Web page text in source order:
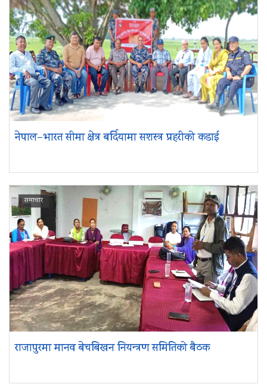
नेपाल–भारत सीमा क्षेत्र बर्दियामा सशस्त्र प्रहरीको कडाई
समाचार
राजापुरमा मानव बेचबिखन नियन्त्रण समितिको बैठक